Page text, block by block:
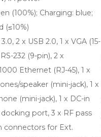
(100%); Charging: blue;
(≤10%)
2 x USB 2.0, 1 x VGA (15-
232 (9-pin), 2 x
Ethernet (RJ-45), 1 x
speaker (mini-jack), 1 x
(mini-jack), 1 x DC-in
docking port, 3 x RF pass
connectors for Ext.